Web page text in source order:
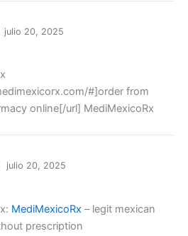
julio 20, 2025
#]order from
online[/url] MediMexicoRx
julio 20, 2025
MediMexicoRx – legit mexican
prescription